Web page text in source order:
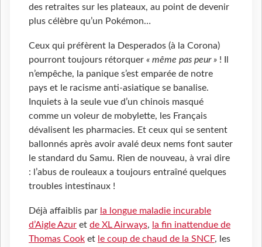
des retraites sur les plateaux, au point de devenir
plus célèbre qu’un Pokémon…
Ceux qui préfèrent la Desperados (à la Corona)
pourront toujours rétorquer « même pas peur » ! Il
n’empêche, la panique s’est emparée de notre
pays et le racisme anti-asiatique se banalise.
Inquiets à la seule vue d’un chinois masqué
comme un voleur de mobylette, les Français
dévalisent les pharmacies. Et ceux qui se sentent
ballonnés après avoir avalé deux nems font sauter
le standard du Samu. Rien de nouveau, à vrai dire
: l’abus de rouleaux a toujours entraîné quelques
troubles intestinaux !
Déjà affaiblis par la longue maladie incurable
d’Aigle Azur et de XL Airways, la fin inattendue de
Thomas Cook et le coup de chaud de la SNCF, les